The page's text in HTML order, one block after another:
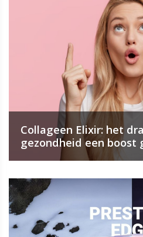
Collageen Elixir: het
gezondheid een boost